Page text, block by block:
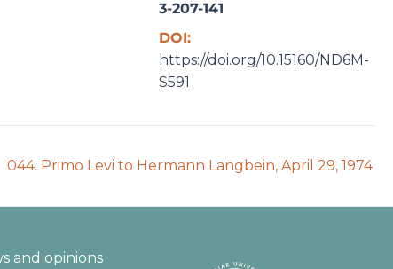
3-207-141
DOI:
https://doi.org/10.15160/ND6M-
S591
Next
044. Primo Levi to Hermann Langbein, April 29, 1974
and opinions